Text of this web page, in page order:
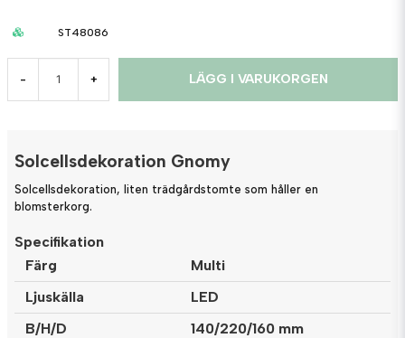
ST48086
- + LÄGG I VARUKORGEN
Solcellsdekoration Gnomy
Solcellsdekoration, liten trädgårdstomte som håller en
blomsterkorg.
Specifikation
Färg
Multi
Ljuskälla
LED
B/H/D
140/220/160 mm